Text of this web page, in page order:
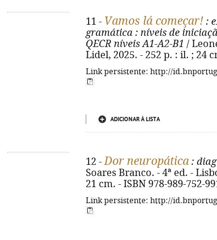
11 - Vamos lá começar! :
gramática : níveis de
QECR níveis A1-A2-B1 /
Lidel, 2025. - 252 p. : il. ; 24
Link persistente: http://
ADICIONAR À LISTA
12 -Dor neuropática :
Soares Branco. - 4ª ed. -
21 cm. - ISBN 978-989-752-
Link persistente: http://